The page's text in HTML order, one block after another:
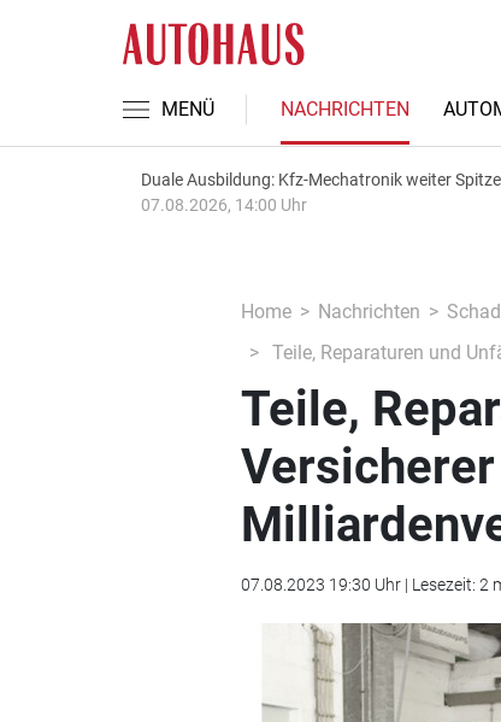
MENÜ NACHRICHTEN
Duale Ausbildung: Kfz-Mechatronik weiter
07.08.2026, 14:00 Uhr
Home Nachrichten
Teile, Reparaturen und
Teile,
07.08.2023 19:30 Uhr | Lesezeit: 2